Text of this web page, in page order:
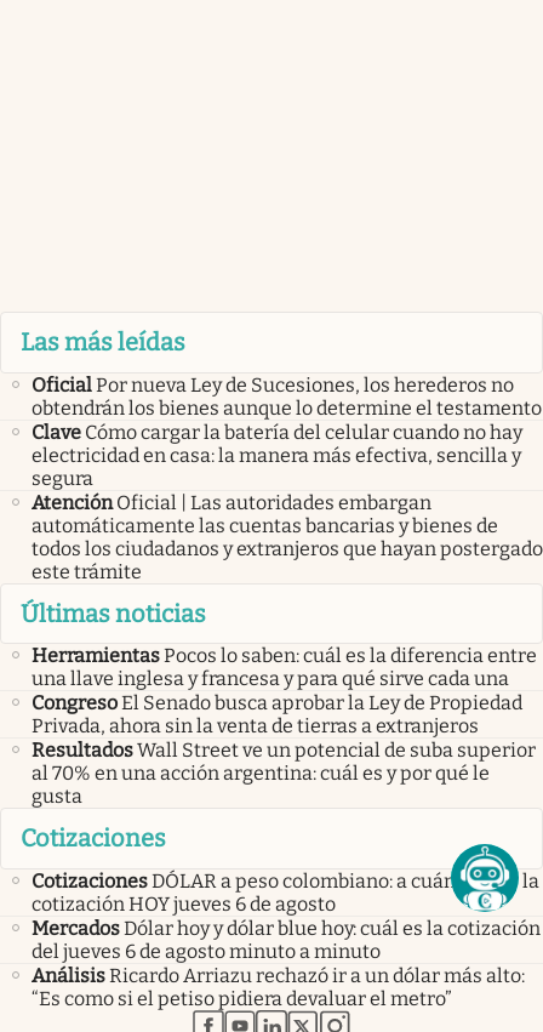
Las más leídas
OficialPor nueva Ley de Sucesiones, los herederos no
obtendrán los bienes aunque lo determine el testamento
Clave Cómo cargar la batería del celular cuando no hay
electricidad en casa: la manera más efectiva, sencilla y
segura
Atención Oficial | Las autoridades embargan
automáticamente las cuentas bancarias y bienes de
todos los ciudadanos y extranjeros que hayan postergado
este trámite
Últimas noticias
HerramientasPocos lo saben: cuál es la diferencia entre
una llave inglesa y francesa y para qué sirve cada una
CongresoEl Senado busca aprobar la Ley de Propiedad
Privada, ahora sin la venta de tierras a extranjeros
ResultadosWall Street ve un potencial de suba superior
al 70% en una acción argentina: cuál es y por qué le
gusta
Cotizaciones
CotizacionesDÓLAR a peso colombiano: a cuánto abre la
cotización HOY jueves 6 de agosto
MercadosDólar hoy y dólar blue hoy: cuál es la cotización
del jueves 6 de agosto minuto a minuto
AnálisisRicardo Arriazu rechazó ir a un dólar más alto:
“Es como si el petiso pidiera devaluar el metro”
abre en nueva pestaña
abre en nueva pestaña
abre en nueva pestaña
abre en nueva pestaña
abre en nueva pestaña